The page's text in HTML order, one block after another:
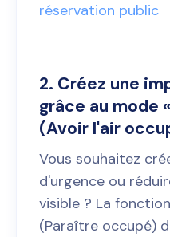
réservation public
2. Créez une
grâce au mode
(Avoir l'air
Vous souhaitez
d'urgence ou
visible ? La
(Paraître occupé)